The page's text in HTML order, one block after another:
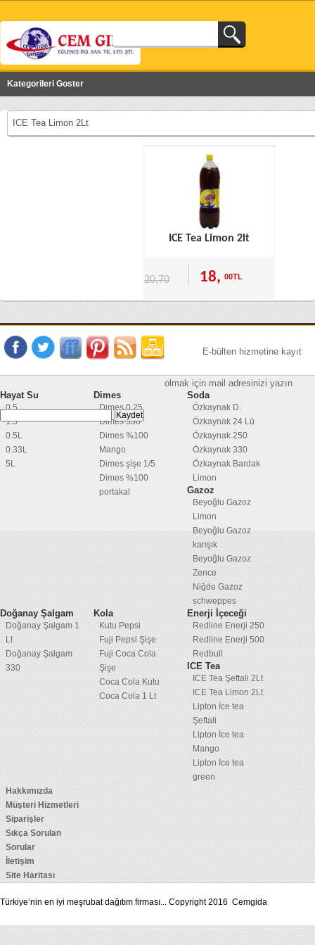
Kategorileri Goster
ICE Tea Limon 2Lt
ICE Tea Limon 2lt
20,70 18, 00TL
E-bülten hizmetine kayıt
olmak için mail adresinizi yazın
Hayat Su
0.5
1.5
0.5L
0.33L
5L
Dimes
Dimes 0,25
Dimes 330
Dimes %100
Mango
Dimes şişe 1/5
Dimes %100
portakal
Soda
Özkaynak D.
Özkaynak 24 Lü
Özkaynak 250
Özkaynak 330
Özkaynak Bardak
Limon
Gazoz
Beyoğlu Gazoz
Limon
Beyoğlu Gazoz
karışık
Beyoğlu Gazoz
Zence
Niğde Gazoz
schweppes
Doğanay Şalgam
Doğanay Şalgam 1
Lt
Doğanay Şalgam
330
Kola
Kutu Pepsi
Fuji Pepsi Şişe
Fuji Coca Cola
Şişe
Coca Cola Kutu
Coca Cola 1 Lt
Enerji İçeceği
Redline Enerji 250
Redline Enerji 500
Redbull
ICE Tea
ICE Tea Şeftali 2Lt
ICE Tea Limon 2Lt
Lipton İce tea
Şeftali
Lipton İce tea
Mango
Lipton İce tea
green
Hakkımızda
Müşteri Hizmetleri
Siparişler
Sıkça Sorulan
Sorular
İletişim
Site Haritası
Türkiye’nin en iyi meşrubat dağıtım firması... Copyright 2016 Cemgida